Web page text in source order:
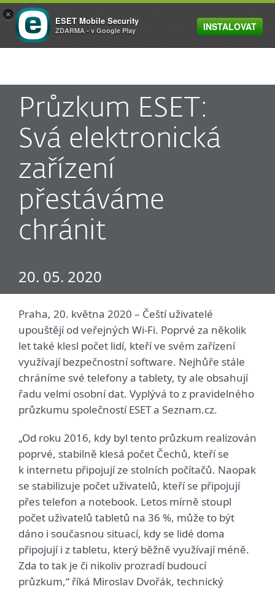
MENU
Průzkum ESET:
Svá elektronická
zařízení
přestáváme
chránit
20. 05. 2020
Praha, 20. května 2020 – Čeští uživatelé
upouštějí od veřejných Wi-Fi. Poprvé za několik
let také klesl počet lidí, kteří ve svém zařízení
využívají bezpečnostní software. Nejhůře stále
chráníme své telefony a tablety, ty ale obsahují
řadu velmi osobní dat. Vyplývá to z pravidelného
průzkumu společností ESET a Seznam.cz.
„Od roku 2016, kdy byl tento průzkum realizován
poprvé, stabilně klesá počet Čechů, kteří se
k internetu připojují ze stolních počítačů. Naopak
se stabilizuje počet uživatelů, kteří se připojují
přes telefon a notebook. Letos mírně stoupl
počet uživatelů tabletů na 36 %, může to být
dáno i současnou situací, kdy se lidé doma
připojují i z tabletu, který běžně využívají méně.
Zda to tak je či nikoliv prozradí budoucí
průzkum,“ říká Miroslav Dvořák, technický
×
ESET Mobile Security
ZDARMA - v Google Play INSTALOVAT